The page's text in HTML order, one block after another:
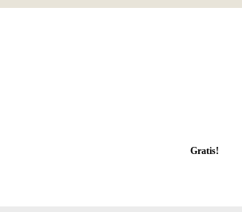
Gratis!